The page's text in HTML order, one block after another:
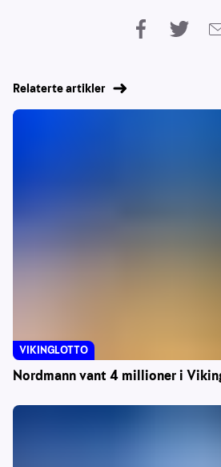
Relaterte artikler
Nordmann vant 4 millioner i
VIKINGLOTTO